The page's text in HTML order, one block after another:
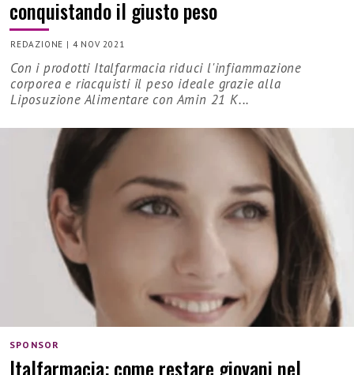
conquistando il giusto peso
REDAZIONE | 4 NOV 2021
Con i prodotti Italfarmacia riduci l'infiammazione
corporea e riacquisti il peso ideale grazie alla
Liposuzione Alimentare con Amin 21 K...
SPONSOR
Italfarmacia: come restare giovani nel